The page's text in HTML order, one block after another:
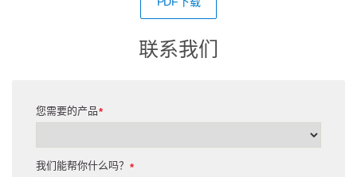
联系我们
*
您需要的产品
*
我们能帮你什么吗？